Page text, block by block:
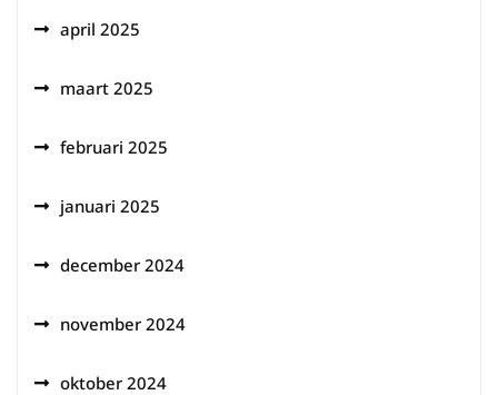
april 2025
maart 2025
februari 2025
januari 2025
december 2024
november 2024
oktober 2024